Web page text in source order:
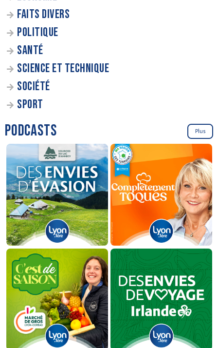
FAITS DIVERS
POLITIQUE
SANTÉ
SCIENCE ET TECHNIQUE
SOCIÉTÉ
SPORT
PODCASTS Plus